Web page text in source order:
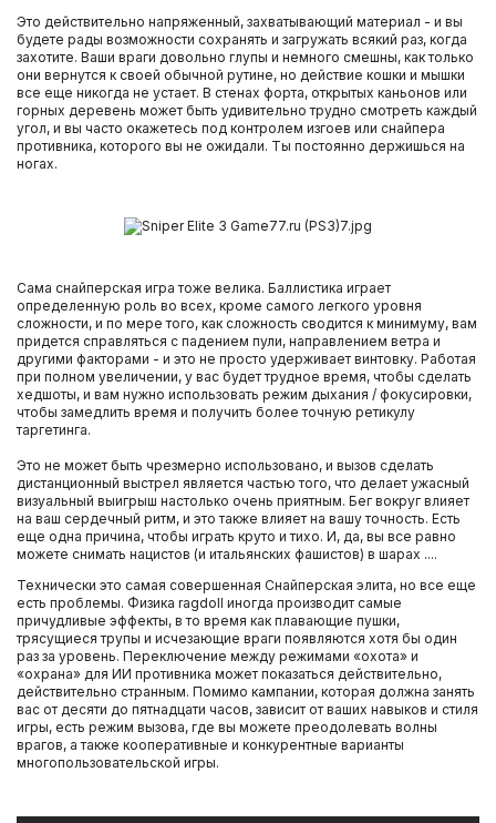
Это действительно напряженный, захватывающий материал - и вы
будете рады возможности сохранять и загружать всякий раз, когда
захотите. Ваши враги довольно глупы и немного смешны, как только
они вернутся к своей обычной рутине, но действие кошки и мышки
все еще никогда не устает. В стенах форта, открытых каньонов или
горных деревень может быть удивительно трудно смотреть каждый
угол, и вы часто окажетесь под контролем изгоев или снайпера
противника, которого вы не ожидали. Ты постоянно держишься на
ногах.
Сама снайперская игра тоже велика. Баллистика играет
определенную роль во всех, кроме самого легкого уровня
сложности, и по мере того, как сложность сводится к минимуму, вам
придется справляться с падением пули, направлением ветра и
другими факторами - и это не просто удерживает винтовку. Работая
при полном увеличении, у вас будет трудное время, чтобы сделать
хедшоты, и вам нужно использовать режим дыхания / фокусировки,
чтобы замедлить время и получить более точную ретикулу
таргетинга.
Это не может быть чрезмерно использовано, и вызов сделать
дистанционный выстрел является частью того, что делает ужасный
визуальный выигрыш настолько очень приятным. Бег вокруг влияет
на ваш сердечный ритм, и это также влияет на вашу точность. Есть
еще одна причина, чтобы играть круто и тихо. И, да, вы все равно
можете снимать нацистов (и итальянских фашистов) в шарах ....
Технически это самая совершенная Снайперская элита, но все еще
есть проблемы. Физика ragdoll иногда производит самые
причудливые эффекты, в то время как плавающие пушки,
трясущиеся трупы и исчезающие враги появляются хотя бы один
раз за уровень. Переключение между режимами «охота» и
«охрана» для ИИ противника может показаться действительно,
действительно странным. Помимо кампании, которая должна занять
вас от десяти до пятнадцати часов, зависит от ваших навыков и стиля
игры, есть режим вызова, где вы можете преодолевать волны
врагов, а также кооперативные и конкурентные варианты
многопользовательской игры.